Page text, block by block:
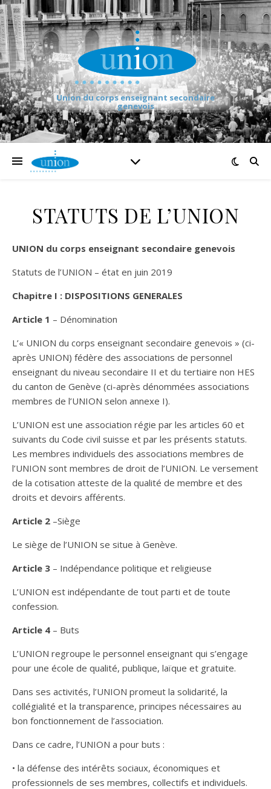
Union du corps enseignant secondaire
genevois
STATUTS DE L’UNION
UNION du corps enseignant secondaire genevois
Statuts de l’UNION – état en juin 2019
Chapitre I : DISPOSITIONS GENERALES
Article 1 – Dénomination
L’« UNION du corps enseignant secondaire genevois » (ci-
après UNION) fédère des associations de personnel
enseignant du niveau secondaire II et du tertiaire non HES
du canton de Genève (ci-après dénommées associations
membres de l’UNION selon annexe I).
L’UNION est une association régie par les articles 60 et
suivants du Code civil suisse et par les présents statuts.
Les membres individuels des associations membres de
l’UNION sont membres de droit de l’UNION. Le versement
de la cotisation atteste de la qualité de membre et des
droits et devoirs afférents.
Article 2 –Siège
Le siège de l’UNION se situe à Genève.
Article 3 – Indépendance politique et religieuse
L’UNION est indépendante de tout parti et de toute
confession.
Article 4 – Buts
L’UNION regroupe le personnel enseignant qui s’engage
pour une école de qualité, publique, laïque et gratuite.
Dans ses activités, l’UNION promeut la solidarité, la
collégialité et la transparence, principes nécessaires au
bon fonctionnement de l’association.
Dans ce cadre, l’UNION a pour buts :
• la défense des intérêts sociaux, économiques et
professionnels de ses membres, collectifs et individuels.